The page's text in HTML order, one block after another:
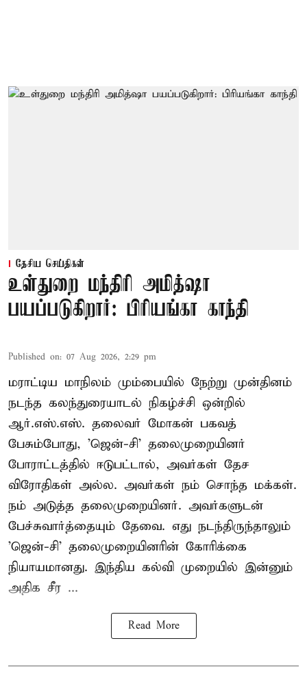
தேசிய செய்திகள்
உள்துறை மந்திரி அமித்ஷா
பயப்படுகிறார்: பிரியங்கா காந்தி
Published on: 07 Aug 2026, 2:29 pm
மராட்டிய மாநிலம் மும்பையில் நேற்று முன்தினம்
நடந்த கலந்துரையாடல் நிகழ்ச்சி ஒன்றில்
ஆர்.எஸ்.எஸ். தலைவர் மோகன் பகவத்
பேசும்போது, 'ஜென்-சி' தலைமுறையினர்
போராட்டத்தில் ஈடுபட்டால், அவர்கள் தேச
விரோதிகள் அல்ல. அவர்கள் நம் சொந்த மக்கள்.
நம் அடுத்த தலைமுறையினர். அவர்களுடன்
பேச்சுவார்த்தையும் தேவை. எது நடந்திருந்தாலும்
'ஜென்-சி' தலைமுறையினரின் கோரிக்கை
நியாயமானது. இந்திய கல்வி முறையில் இன்னும்
அதிக சீர ...
Read More